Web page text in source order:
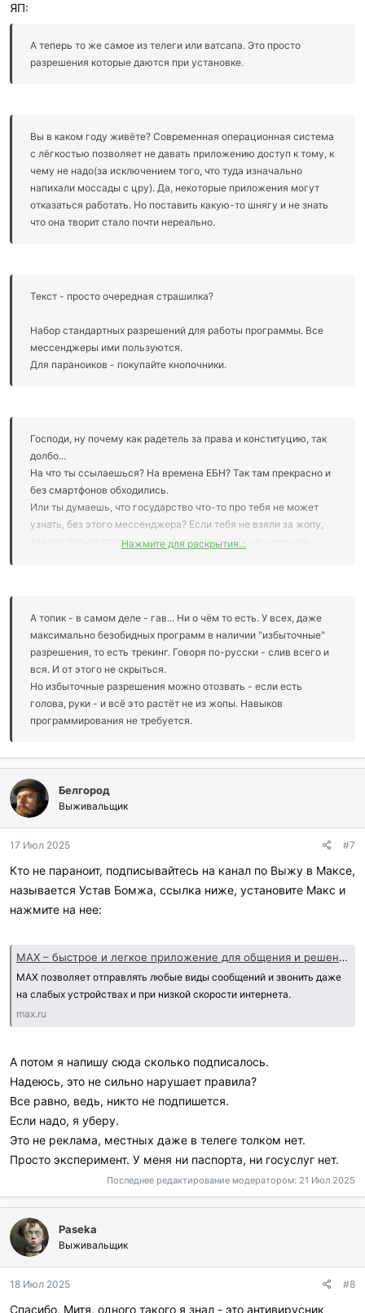
ЯП:
А теперь то же самое из телеги или ватсапа. Это просто
разрешения которые даются при установке.
Вы в каком году живёте? Современная операционная система
с лёгкостью позволяет не давать приложению доступ к тому, к
чему не надо(за исключением того, что туда изначально
напихали моссады с цру). Да, некоторые приложения могут
отказаться работать. Но поставить какую-то шнягу и не знать
что она творит стало почти нереально.
Текст - просто очередная страшилка?
Набор стандартных разрешений для работы программы. Все
мессенджеры ими пользуются.
Для параноиков - покупайте кнопочники.
Господи, ну почему как радетель за права и конституцию, так
долбо...
На что ты ссылаешься? На времена ЕБН? Так там прекрасно и
без смартфонов обходились.
Или ты думаешь, что государство что-то про тебя не может
узнать, без этого мессенджера? Если тебя не взяли за жопу,
так это только потому, что нафик не нужен (а не нужен ты,
Нажмите для раскрытия...
А топик - в самом деле - гав... Ни о чём то есть. У всех, даже
максимально безобидных программ в наличии "избыточные"
разрешения, то есть трекинг. Говоря по-русски - слив всего и
вся. И от этого не скрыться.
Но избыточные разрешения можно отозвать - если есть
голова, руки - и всё это растёт не из жопы. Навыков
программирования не требуется.
Белгород
Выживальщик
17 Июл 2025 #7
Кто не параноит, подписывайтесь на канал по Выжу в Максе,
называется Устав Бомжа, ссылка ниже, установите Макс и
нажмите на нее:
MAX – быстрое и легкое приложение для общения и решения пов…
MAX позволяет отправлять любые виды сообщений и звонить даже
на слабых устройствах и при низкой скорости интернета.
max.ru
А потом я напишу сюда сколько подписалось.
Надеюсь, это не сильно нарушает правила?
Все равно, ведь, никто не подпишется.
Если надо, я уберу.
Это не реклама, местных даже в телеге толком нет.
Просто эксперимент. У меня ни паспорта, ни госуслуг нет.
Последнее редактирование модератором: 21 Июл 2025
Paseka
Выживальщик
18 Июл 2025 #8
Спасибо, Митя, одного такого я знал - это антивирусник